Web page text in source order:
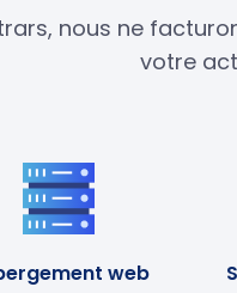
nous ne
votre
web